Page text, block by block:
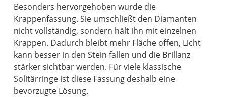
Besonders hervorgehoben wurde die
Krappenfassung. Sie umschließt den Diamanten
nicht vollständig, sondern hält ihn mit einzelnen
Krappen. Dadurch bleibt mehr Fläche offen, Licht
kann besser in den Stein fallen und die Brillanz
stärker sichtbar werden. Für viele klassische
Solitärringe ist diese Fassung deshalb eine
bevorzugte Lösung.